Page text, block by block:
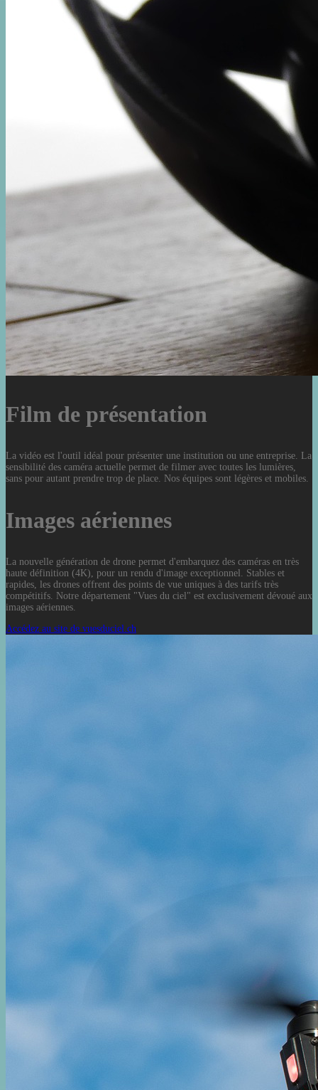
Film de présentation
La vidéo est l'outil idéal pour présenter une institution ou une entreprise. La
sensibilité des caméra actuelle permet de filmer avec toutes les lumières,
sans pour autant prendre trop de place. Nos équipes sont légères et mobiles.
Images aériennes
La nouvelle génération de drone permet d'embarquez des caméras en très
haute définition (4K), pour un rendu d'image exceptionnel. Stables et
rapides, les drones offrent des points de vue uniques à des tarifs très
compétitifs. Notre département "Vues du ciel" est exclusivement dévoué aux
images aériennes.
Accédez au site de vuesduciel.ch